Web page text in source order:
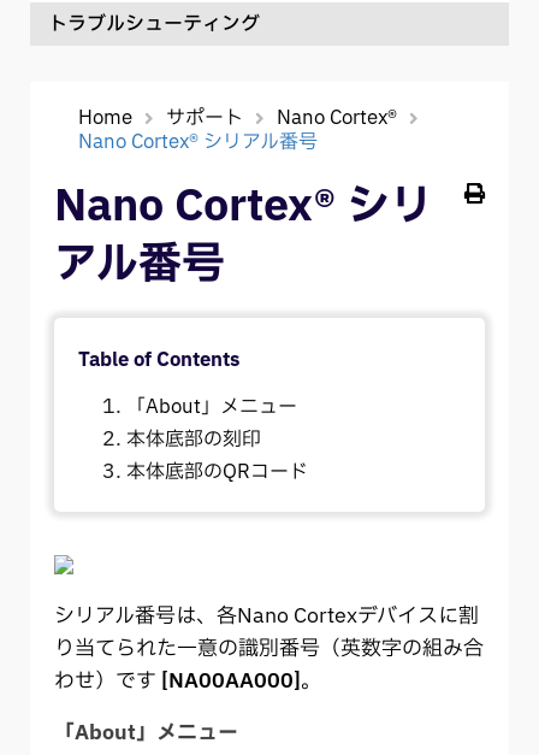
トラブルシューティング
Neural DSP公式フォーラム
macOS® 最適化ガイド
Home サポート
Nano Cortex®
Nano Cortex® シリアル番号
Nano Cortex® シリ
アル番号
Table of Contents
「About」メニュー
本体底部の刻印
本体底部のQRコード
シリアル番号は、各Nano Cortexデバイスに割
り当てられた一意の識別番号（英数字の組み合
わせ）です [NA00AA000]。
「About」メニュー